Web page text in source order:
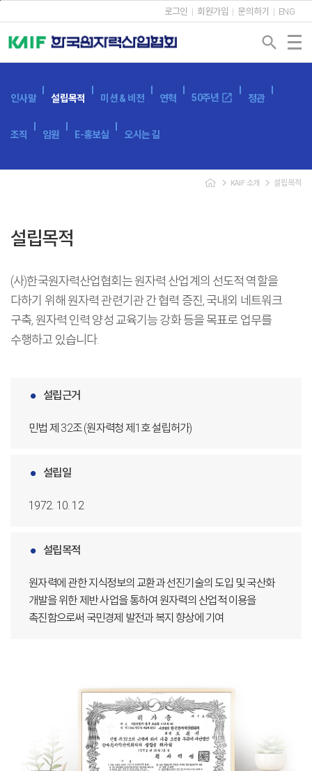
로그인 회원가입 문의하기 ENG
search
인사말 설립목적 미션 & 비전 연혁 50주년 open_in_new 정관
조직 임원 E-홍보실 오시는 길
navigate_next KAIF 소개 navigate_next 설립목적
설립목적
(사)한국원자력산업협회는 원자력 산업계의 선도적 역할을
다하기 위해 원자력 관련기관 간 협력 증진, 국내외 네트워크
구축, 원자력 인력 양성 교육기능 강화 등을 목표로 업무를
수행하고 있습니다.
설립근거
민법 제 32조 (원자력청 제1호 설립허가)
설립일
1972. 10. 12
설립목적
원자력에 관한 지식정보의 교환과 선진기술의 도입 및 국산화
개발을 위한 제반 사업을 통하여 원자력의 산업적 이용을
촉진함으로써 국민경제 발전과 복지 향상에 기여